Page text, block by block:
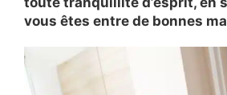
vous êtes entre de bonnes